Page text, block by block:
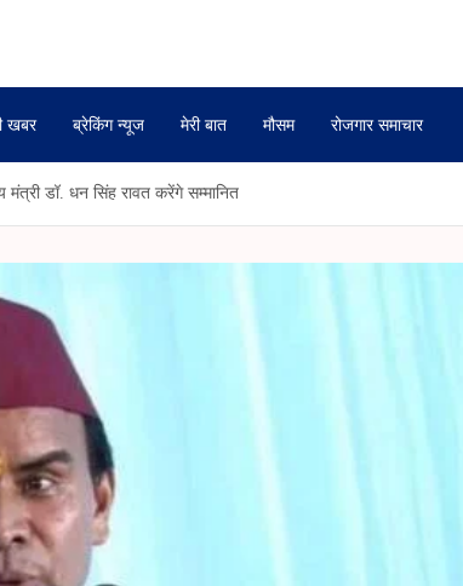
खबर ब्रेकिंग न्यूज मेरी बात मौसम रोजगार समाचार
मंत्री डॉ. धन सिंह रावत करेंगे सम्मानित